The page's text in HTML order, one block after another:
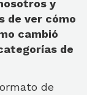
y
de ver cómo
cambió
de
de